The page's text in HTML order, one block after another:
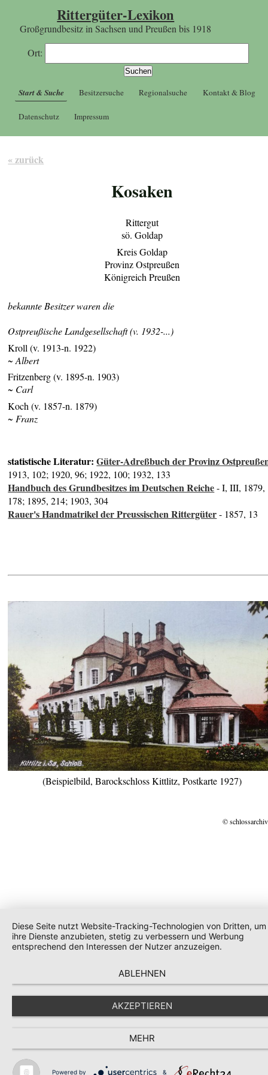
Rittergüter-Lexikon
Großgrundbesitz in Sachsen und Preußen bis 1918
Ort:
Start & Suche Besitzersuche Regionalsuche Kontakt & Blog
Datenschutz Impressum
« zurück
Kosaken
Rittergut
sö. Goldap
Kreis Goldap
Provinz Ostpreußen
Königreich Preußen
bekannte Besitzer waren die
Ostpreußische Landgesellschaft (v. 1932-...)
Kroll (v. 1913-n. 1922)
~ Albert
Fritzenberg (v. 1895-n. 1903)
~ Carl
Koch (v. 1857-n. 1879)
~ Franz
statistische Literatur:Güter-Adreßbuch der Provinz
1913, 102; 1920, 96; 1922, 100; 1932, 133
Handbuch des Grundbesitzes im Deutschen Reiche- I, III, 1879,
178; 1895, 214; 1903, 304
Rauer's Handmatrikel der Preussischen Rittergüter- 1857, 13
(Beispielbild, Barockschloss Kittlitz, Postkarte 1927)
©
Diese Seite nutzt Website-Tracking-Technologien von Dritten, um
ihre Dienste anzubieten, stetig zu verbessern und Werbung
entsprechend den Interessen der Nutzer anzuzeigen.
ABLEHNEN
AKZEPTIEREN
MEHR
Powered by &